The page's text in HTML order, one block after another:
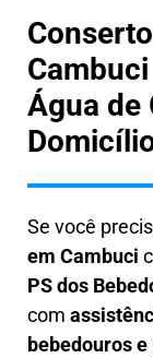
Água de
Se você
em Cambuci
PS dos
com
bebedouros